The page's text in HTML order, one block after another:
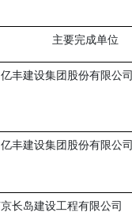
主要完成单位
丰建设集团股份有限公司
丰建设集团股份有限公司
长岛建设工程有限公司